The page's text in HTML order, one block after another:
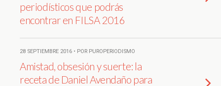
periodísticos que podrás
encontrar en FILSA 2016
28 SEPTIEMBRE 2016 • POR PUROPERIODISMO
Amistad, obsesión y suerte: la
receta de Daniel Avendaño para